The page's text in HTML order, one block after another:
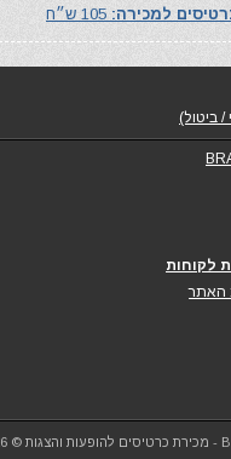
למכירה:
/ ביטול)
לקוחות
האתר